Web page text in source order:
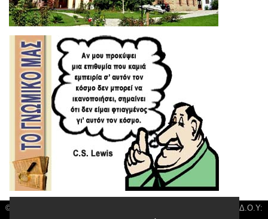
© 3kala News | Διακριτικός Τίτλος: Orion Media, ΑΦΜ: 043750542, Δ.Ο.Υ: